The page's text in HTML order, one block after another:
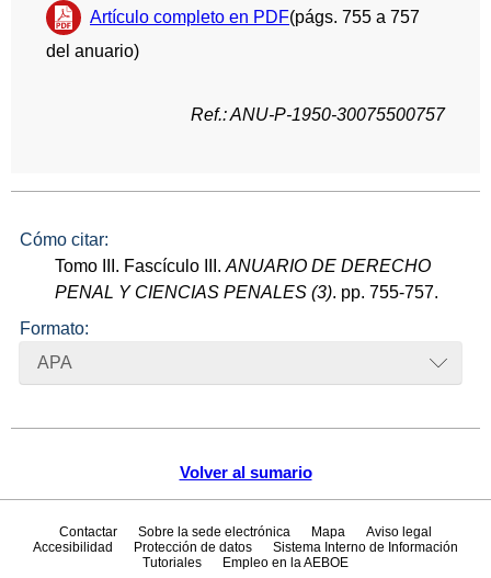
Volver al sumario
Artículo completo en PDF(págs. 755 a 757
del anuario)
Ref.: ANU-P-1950-30075500757
Cómo citar:
Tomo III. Fascículo III.ANUARIO DE DERECHO
PENAL Y CIENCIAS PENALES (3). pp. 755-757.
Formato:
APA
Contactar Sobre la sede electrónica Mapa
Aviso legal
Accesibilidad
Protección de datos
Sistema Interno de Información
Tutoriales
Empleo en la AEBOE